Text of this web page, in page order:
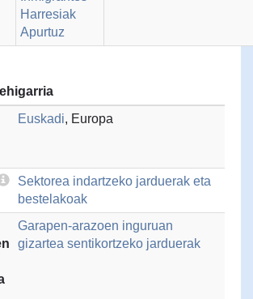
Harresiak
Apurtuz
Euskadi, Europa
Sektorea indartzeko jarduerak eta
bestelakoak
Garapen-arazoen inguruan
gizartea sentikortzeko jarduerak